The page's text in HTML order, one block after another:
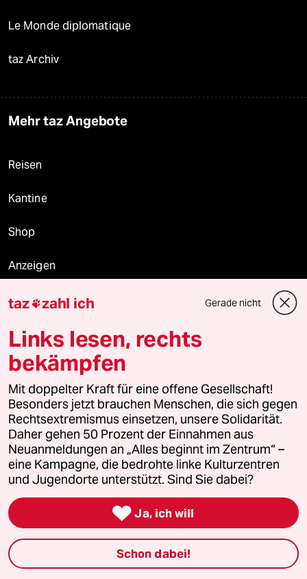
Le Monde diplomatique
taz Archiv
Mehr taz Angebote
Reisen
Kantine
Shop
Anzeigen
Fragen & Hilfe
Feedback
Aboservice
ePaper Login
Downloads für Abonnierende
© 2026 taz Verlags und Vertriebs GmbH
Alle Rechte vorbehalten. Bei rechtlichen Fragen oder für Genehmigungen
wenden Sie sich bitte an
lizenzen@taz.de
taz zahl ich Gerade nicht
Links lesen, rechts
bekämpfen
Mit doppelter Kraft für eine offene Gesellschaft!
Besonders jetzt brauchen Menschen, die sich gegen
Rechtsextremismus einsetzen, unsere Solidarität.
Daher gehen 50 Prozent der Einnahmen aus
Neuanmeldungen an „Alles beginnt im Zentrum“ –
eine Kampagne, die bedrohte linke Kulturzentren
und Jugendorte unterstützt. Sind Sie dabei?
 Ja, ich will
Schon dabei!